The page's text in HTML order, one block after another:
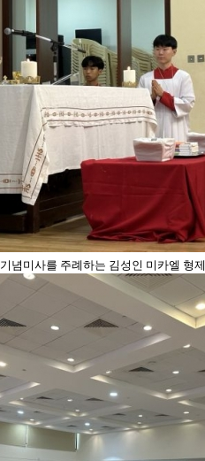
기념미사를 주례하는 김성인 미카엘 형제